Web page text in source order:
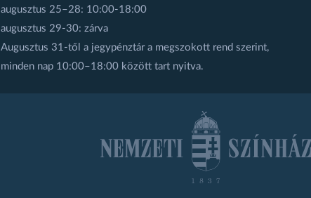
augusztus 25–28: 10:00-18:00
augusztus 29-30: zárva
Augusztus 31-től a jegypénztár a megszokott rend szerint,
minden nap 10:00–18:00 között tart nyitva.